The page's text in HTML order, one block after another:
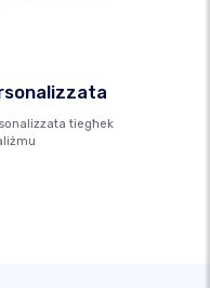
tiegħek